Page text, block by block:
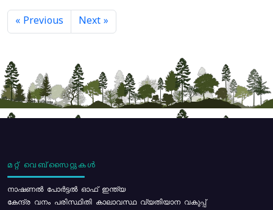
« Previous Next »
മറ്റ് വെബ്സൈറ്റുകൾ
നാഷണൽ പോർട്ടൽ ഓഫ് ഇന്ത്യ
കേന്ദ്ര വനം പരിസ്ഥിതി കാലാവസ്ഥ വ്യതിയാന വകുപ്പ്